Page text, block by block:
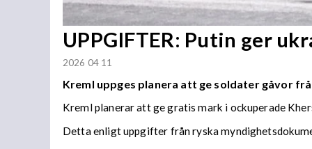
UPPGIFTER: Putin ger
2026 04 11
Kreml uppges planera att ge soldater gåvor
Kreml planerar att ge gratis mark i ockuperade
Detta enligt uppgifter från ryska